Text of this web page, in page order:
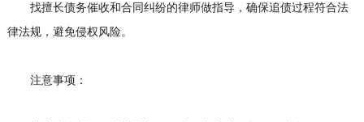
找擅长债务催收和合同纠纷的律师做指导，确保追债过程符合法
律法规，避免侵权风险。
注意事项：